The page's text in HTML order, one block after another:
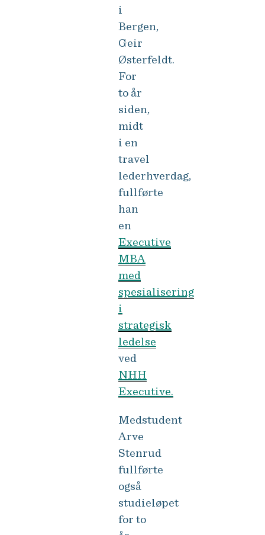
i
Bergen,
Geir
Østerfeldt.
For
to år
siden,
midt
i en
travel
lederhverdag,
fullførte
han
en
Executive
MBA
med
spesialisering
i
strategisk
ledelse
ved
NHH
Executive.
Medstudent
Arve
Stenrud
fullførte
også
studieløpet
for to